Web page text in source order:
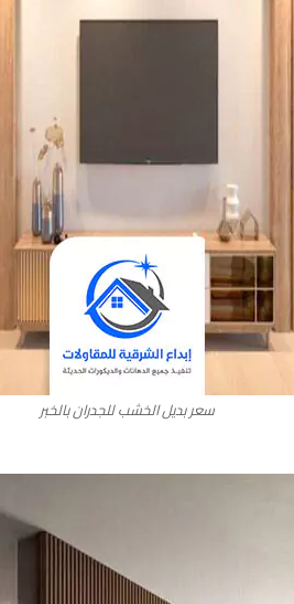
سعر بديل الخشب للجدران بالخبر